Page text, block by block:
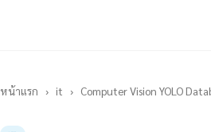
หน้าแรก › it › Computer Vision YOLO